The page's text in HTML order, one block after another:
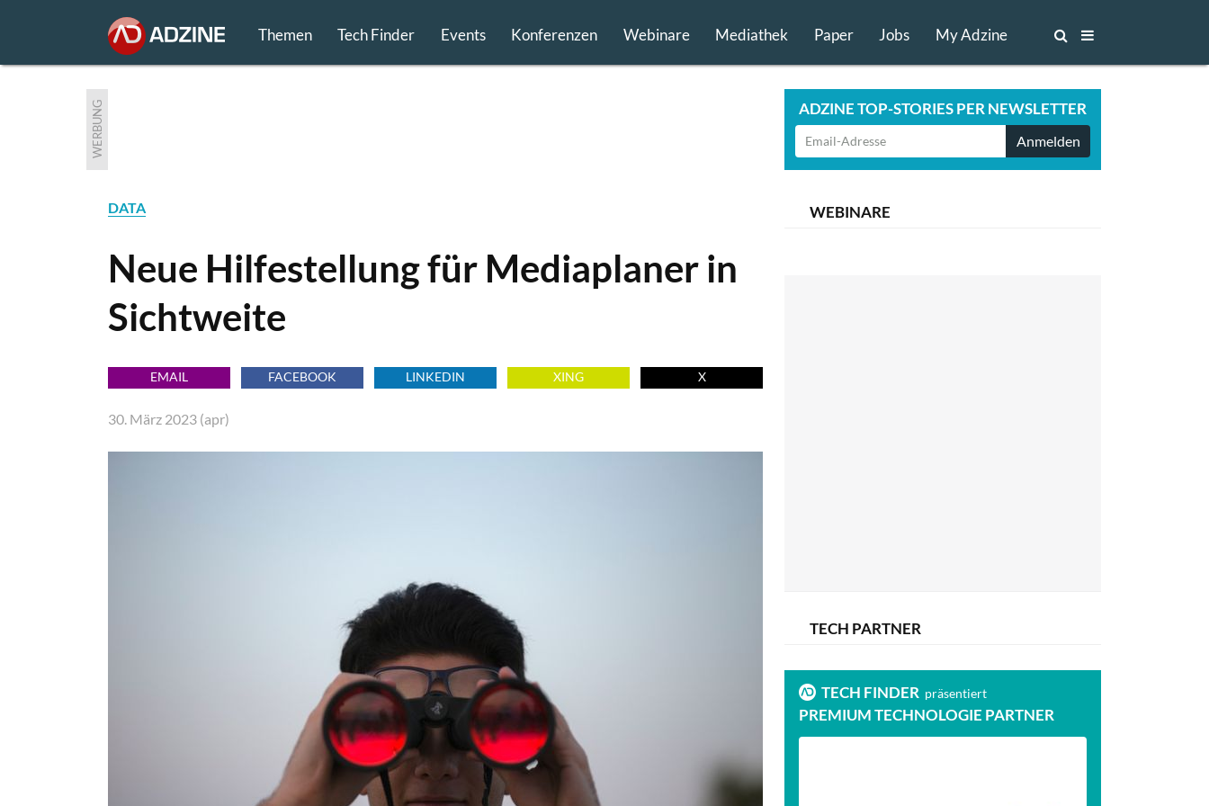
Themen Tech Finder Events Konferenzen Webinare Mediathek Paper Jobs My Adzine
WERBUNG ADZINE TOP-STORIES PER NEWSLETTER
Anmelden
DATA
Neue Hilfestellung für Mediaplaner in
Sichtweite
EMAIL FACEBOOK LINKEDIN XING X
30. März 2023 (apr)
WEBINARE
TECH PARTNER
TECH FINDER präsentiert
PREMIUM TECHNOLOGIE PARTNER